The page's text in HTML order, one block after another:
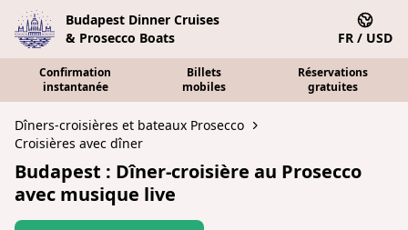
Budapest Dinner Cruises
& Prosecco Boats
FR / USD
Confirmation
instantanée
Billets
mobiles
Réservations
gratuites
Dîners-croisières et bateaux Prosecco
Croisières avec dîner
Budapest : Dîner-croisière au Prosecco
avec musique live